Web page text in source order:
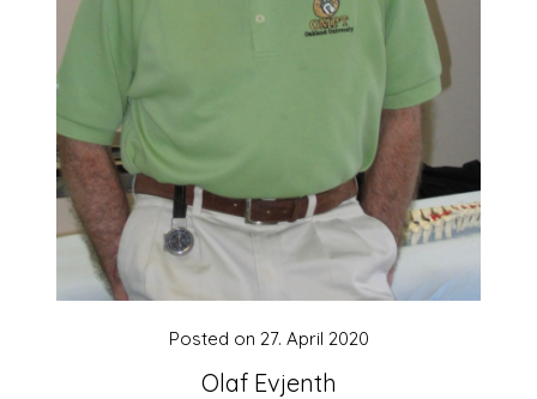
Olaf Evjenth
Posted on 27. April 2020